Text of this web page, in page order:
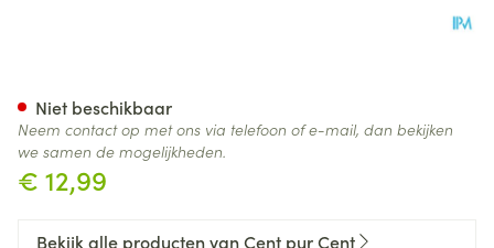
€ 12,99
Niet beschikbaar
Neem contact op met ons via telefoon of e-mail, dan bekijken
we samen de mogelijkheden.
Bekijk alle producten van Cent pur Cent